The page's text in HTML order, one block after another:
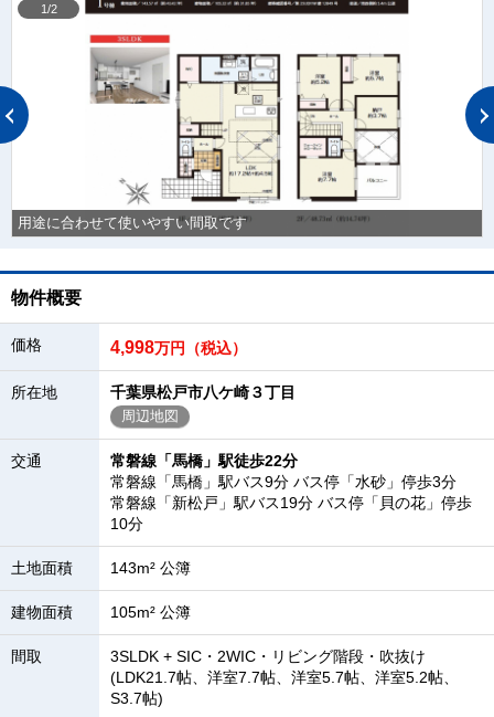
用途に合わせて使いやすい間取です
1/2
物件概要
価格 4,998万円（税込）
所在地 千葉県松戸市八ケ崎３丁目
周辺地図
交通
常磐線「馬橋」駅徒歩22分
常磐線「馬橋」駅バス9分 バス停「水砂」停歩3分
常磐線「新松戸」駅バス19分 バス停「貝の花」停歩
10分
土地面積 143m² 公簿
建物面積 105m² 公簿
間取
3SLDK + SIC・2WIC・リビング階段・吹抜け
(LDK21.7帖、洋室7.7帖、洋室5.7帖、洋室5.2帖、
S3.7帖)